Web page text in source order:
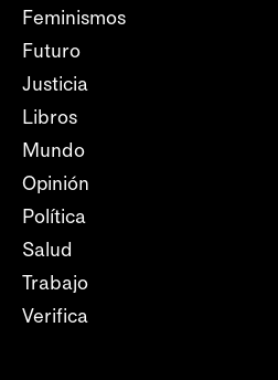
Feminismos
Futuro
Justicia
Libros
Mundo
Opinión
Política
Salud
Trabajo
Verifica